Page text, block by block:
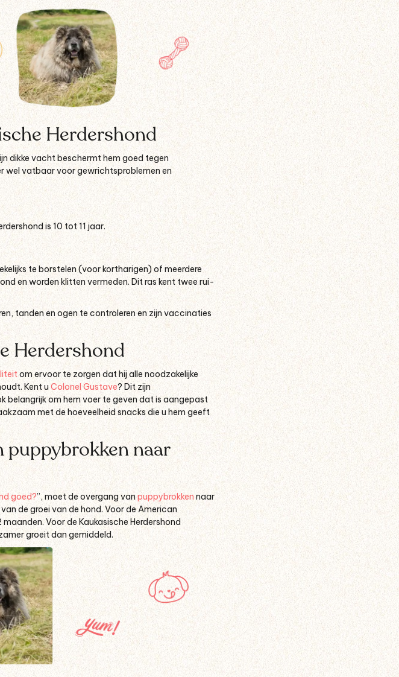
Herdershond
dikke vacht beschermt hem goed tegen
wel vatbaar voor gewrichtsproblemen en
is 10 tot 11 jaar.
te borstelen (voor kortharigen) of meerdere
en worden klitten vermeden. Dit ras kent twee rui-
tanden en ogen te controleren en zijn vaccinaties
Herdershond
om ervoor te zorgen dat hij alle noodzakelijke
Kent uColonel Gustave? Dit zijn
belangrijk om hem voer te geven dat is aangepast
met de hoeveelheid snacks die u hem geeft
puppybrokken naar
goed?”, moet de overgang vanpuppybrokken naar
de groei van de hond. Voor de American
maanden. Voor de Kaukasische Herdershond
groeit dan gemiddeld.